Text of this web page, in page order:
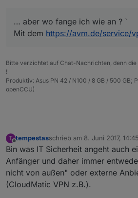
… aber wo fange ich wie an ? `
Mit dem https://avm.de/service/
Bitte verzichtet auf Chat-Nachrichten, denn
!
Produktiv: Asus PN 42 / N100 / 8 GB / 500 GB;
openCCU)
T
Offline
tempestasschrieb am 8. Juni 2017, 14:45
zuletzt editiert von
Bin was IT Sicherheit angeht auch
Anfänger und daher immer
nicht von außen" oder externe
(CloudMatic VPN z.B.).